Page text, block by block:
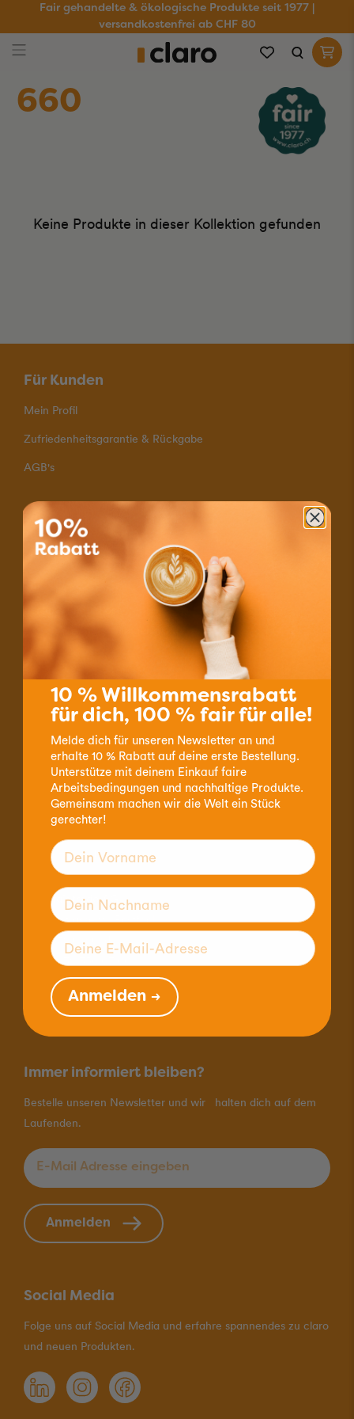
Fair gehandelte & ökologische Produkte seit 1977 |
versandkostenfrei ab CHF 80
660
Keine Produkte in dieser Kollektion gefunden
Für Kunden
Mein Profil
Zufriedenheitsgarantie & Rückgabe
AGB's
Zahlungsmöglichkeiten
Versand mit A-Post
Portofrei für Bestellungen ab 80.–
Kontakt
Informationen & Kontakt
Bestell-Hotline 032 356 07 77
Telefonische Erreichbarkeit:
Montag - Donnerstag
9.00 - 12.00 Uhr & 14.00 - 16.00 Uhr
9.00 - 12.00 Uhr
claro fair trade AG
Byfangstrasse 19, Postfach
CH-2552 Orpund
Tel. +41 32 356 07 00
Fax. +41 32 356 07 01
mail@claro.ch
Immer informiert bleiben?
Bestelle unseren Newsletter und wir halten dich auf dem
Laufenden.
E-Mail Adresse eingeben
Anmelden
Social Media
Folge uns auf Social Media und erfahre spannendes zu claro
und neuen Produkten.
10 % Willkommensrabatt
für dich, 100 % fair für alle!
Melde dich für unseren Newsletter an und
erhalte 10 % Rabatt auf deine erste Bestellung.
Unterstütze mit deinem Einkauf faire
Arbeitsbedingungen und nachhaltige Produkte.
Gemeinsam machen wir die Welt ein Stück
gerechter!
Anmelden →